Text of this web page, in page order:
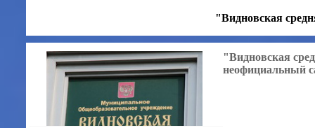
"Видновская
"Видновская
неофициальный